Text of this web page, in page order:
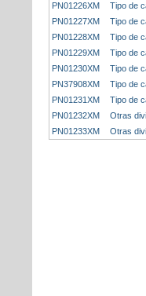
PN01226XM
Tipo de
PN01227XM
Tipo de
PN01228XM
Tipo de
PN01229XM
Tipo de
PN01230XM
Tipo de
PN37908XM
Tipo de
PN01231XM
Tipo de
PN01232XM
Otras
PN01233XM
Otras